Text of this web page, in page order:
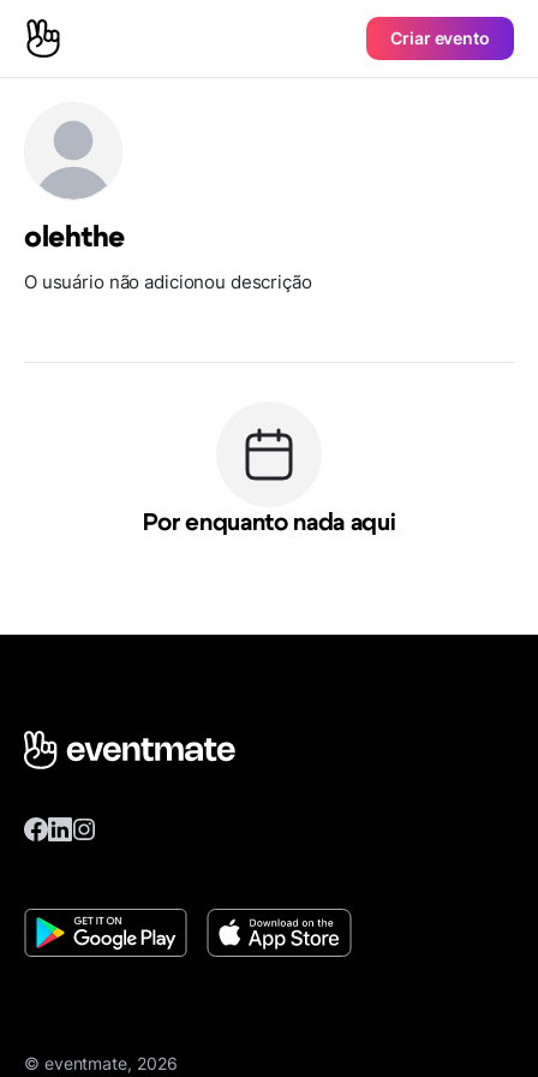
Criar evento
olehthe
O usuário não adicionou descrição
Por enquanto nada aqui
© eventmate, 2026